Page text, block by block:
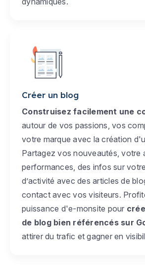
Créer un blog
Construisez facilement une
autour de vos passions, vos
votre marque avec la création
Partagez vos nouveautés, votre
performances, des infos sur
d’activité avec des articles de
contact avec vos visiteurs.
puissance d'e-monsite pour
de blog bien référencés sur
attirer du trafic et gagner en